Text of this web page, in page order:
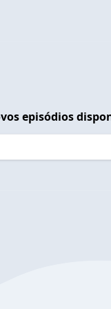
episódios